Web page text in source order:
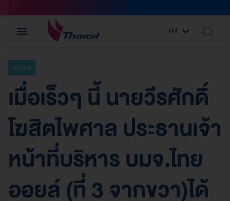
TH
EN
องค์กร
เมื่อเร็วๆ นี้ นายวีรศักดิ์
โฆสิตไพศาล ประธานเจ้า
หน้าที่บริหาร บมจ.ไทย
ออยล์ (ที่ 3 จากขวา)ได้